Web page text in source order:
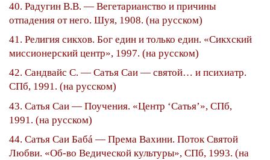
40. Радугин В.В. — Вегетарианство и причины
отпадения от него. Шуя, 1908. (на русском)
41. Религия сикхов. Бог един и только един. «Сикхский
миссионерский центр», 1997. (на русском)
42. Сандвайс С. — Сатья Саи — святой… и психиатр.
СПб, 1991. (на русском)
43. Сатья Саи — Поучения. «Центр ‘Сатья’», СПб,
1991. (на русском)
44. Сатья Саи Бабá — Према Вахини. Поток Святой
Любви. «Об-во Ведической культуры», СПб, 1993. (на